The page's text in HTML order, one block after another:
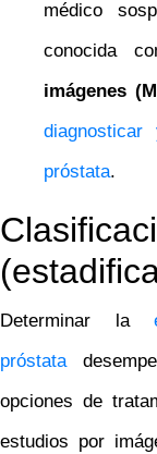
médico
conocida
imágenes
próstata.
Determinar la
próstata
opciones de
estudios por